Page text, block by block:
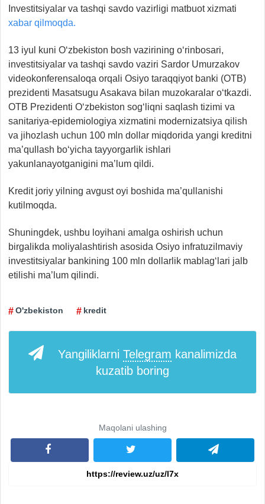
Investitsiyalar va tashqi savdo vazirligi matbuot xizmati
xabar qilmoqda.
13 iyul kuni O‘zbekiston bosh vazirining o‘rinbosari,
investitsiyalar va tashqi savdo vaziri Sardor Umurzakov
videokonferensaloqa orqali Osiyo taraqqiyot banki (OTB)
prezidenti Masatsugu Asakava bilan muzokaralar o‘tkazdi.
OTB Prezidenti O‘zbekiston sog‘liqni saqlash tizimi va
sanitariya-epidemiologiya xizmatini modernizatsiya qilish
va jihozlash uchun 100 mln dollar miqdorida yangi kreditni
ma’qullash bo‘yicha tayyorgarlik ishlari
yakunlanayotganigini ma’lum qildi.
Kredit joriy yilning avgust oyi boshida ma’qullanishi
kutilmoqda.
Shuningdek, ushbu loyihani amalga oshirish uchun
birgalikda moliyalashtirish asosida Osiyo infratuzilmaviy
investitsiyalar bankining 100 mln dollarlik mablag‘lari jalb
etilishi ma’lum qilindi.
O'zbekiston kredit
Yangiliklarni Telegram kanalimizda
kuzatib boring
Maqolani ulashing